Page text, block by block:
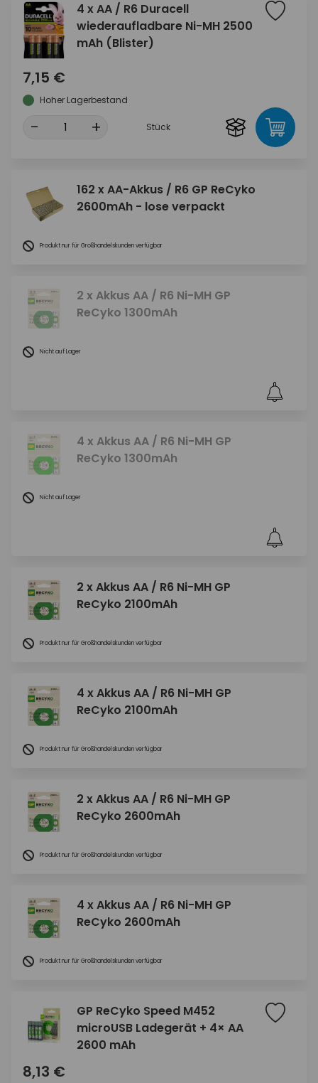
4 x AA / R6 Duracell
wiederaufladbare Ni-MH 2500
mAh (Blister)
7,15 €
Hoher Lagerbestand
- + Stück
162 x AA-Akkus / R6 GP ReCyko
2600mAh - lose verpackt
Produkt nur für Großhandelskunden verfügbar
2 x Akkus AA / R6 Ni-MH GP
ReCyko 1300mAh
Nicht auf Lager
4 x Akkus AA / R6 Ni-MH GP
ReCyko 1300mAh
Nicht auf Lager
2 x Akkus AA / R6 Ni-MH GP
ReCyko 2100mAh
Produkt nur für Großhandelskunden verfügbar
4 x Akkus AA / R6 Ni-MH GP
ReCyko 2100mAh
Produkt nur für Großhandelskunden verfügbar
2 x Akkus AA / R6 Ni-MH GP
ReCyko 2600mAh
Produkt nur für Großhandelskunden verfügbar
4 x Akkus AA / R6 Ni-MH GP
ReCyko 2600mAh
Produkt nur für Großhandelskunden verfügbar
GP ReCyko Speed M452
microUSB Ladegerät + 4× AA
2600 mAh
8,13 €